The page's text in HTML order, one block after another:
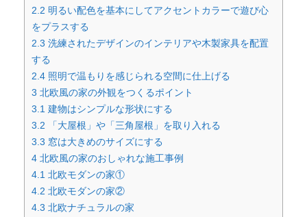
2.2 明るい配色を基本にしてアクセントカラーで遊び心
をプラスする
2.3 洗練されたデザインのインテリアや木製家具を配置
する
2.4 照明で温もりを感じられる空間に仕上げる
3 北欧風の家の外観をつくるポイント
3.1 建物はシンプルな形状にする
3.2 「大屋根」や「三角屋根」を取り入れる
3.3 窓は大きめのサイズにする
4 北欧風の家のおしゃれな施工事例
4.1 北欧モダンの家①
4.2 北欧モダンの家②
4.3 北欧ナチュラルの家